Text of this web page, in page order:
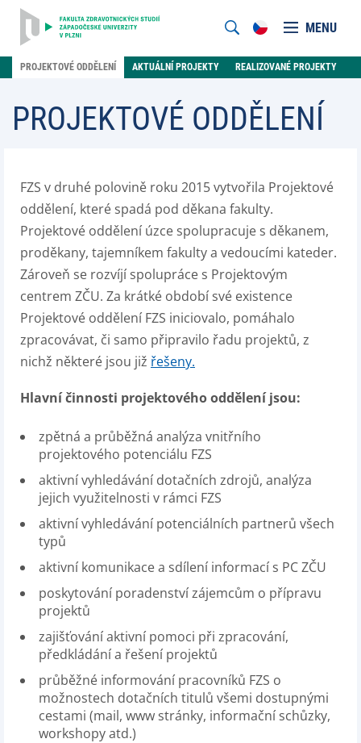
MENU
PROJEKTOVÉ ODDĚLENÍ AKTUÁLNÍ PROJEKTY REALIZOVANÉ PROJEKTY
PROJEKTOVÉ ODDĚLENÍ
FZS v druhé polovině roku 2015 vytvořila Projektové
oddělení, které spadá pod děkana fakulty.
Projektové oddělení úzce spolupracuje s děkanem,
proděkany, tajemníkem fakulty a vedoucími kateder.
Zároveň se rozvíjí spolupráce s Projektovým
centrem ZČU. Za krátké období své existence
Projektové oddělení FZS iniciovalo, pomáhalo
zpracovávat, či samo připravilo řadu projektů, z
nichž některé jsou již řešeny.
Hlavní činnosti projektového oddělení jsou:
zpětná a průběžná analýza vnitřního
projektového potenciálu FZS
aktivní vyhledávání dotačních zdrojů, analýza
jejich využitelnosti v rámci FZS
aktivní vyhledávání potenciálních partnerů všech
typů
aktivní komunikace a sdílení informací s PC ZČU
poskytování poradenství zájemcům o přípravu
projektů
zajišťování aktivní pomoci při zpracování,
předkládání a řešení projektů
průběžné informování pracovníků FZS o
možnostech dotačních titulů všemi dostupnými
cestami (mail, www stránky, informační schůzky,
workshopy atd.)